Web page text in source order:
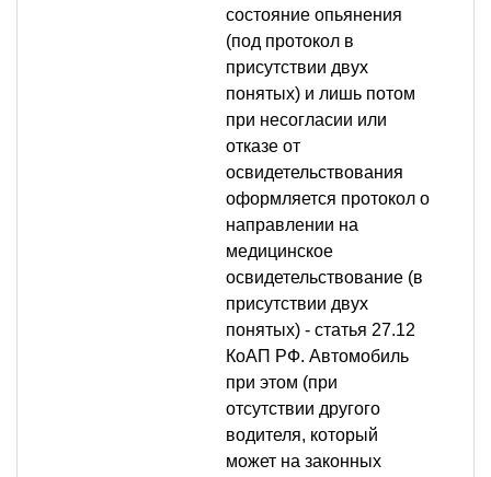
состояние опьянения
(под протокол в
присутствии двух
понятых) и лишь потом
при несогласии или
отказе от
освидетельствования
оформляется протокол о
направлении на
медицинское
освидетельствование (в
присутствии двух
понятых) - статья 27.12
КоАП РФ. Автомобиль
при этом (при
отсутствии другого
водителя, который
может на законных